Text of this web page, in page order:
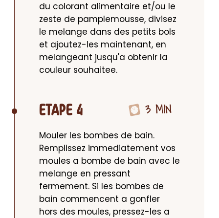
du colorant alimentaire et/ou le
zeste de pamplemousse, divisez
le melange dans des petits bols
et ajoutez-les maintenant, en
melangeant jusqu'a obtenir la
couleur souhaitee.
ETAPE 4 3 MIN
Mouler les bombes de bain.
Remplissez immediatement vos
moules a bombe de bain avec le
melange en pressant
fermement. Si les bombes de
bain commencent a gonfler
hors des moules, pressez-les a